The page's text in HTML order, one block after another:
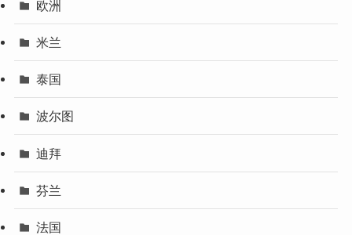
欧洲
米兰
泰国
波尔图
迪拜
芬兰
法国